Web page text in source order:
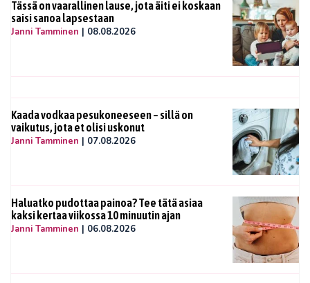
Tässä on vaarallinen lause, jota äiti ei koskaan
saisi sanoa lapsestaan
Janni Tamminen | 08.08.2026
Kaada vodkaa pesukoneeseen – sillä on
vaikutus, jota et olisi uskonut
Janni Tamminen | 07.08.2026
Haluatko pudottaa painoa? Tee tätä asiaa
kaksi kertaa viikossa 10 minuutin ajan
Janni Tamminen | 06.08.2026